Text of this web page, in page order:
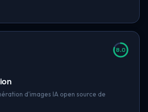
8.0
d'images IA open source de